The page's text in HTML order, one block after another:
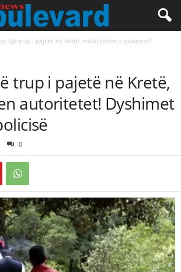
një trup i pajetë në Kretë, mobilizohen autoritetet!
trup i pajetë në Kretë,
autoritetet! Dyshimet
0